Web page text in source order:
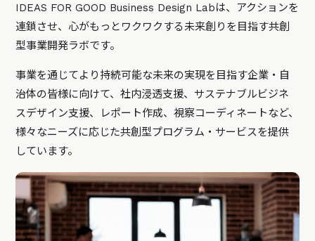
IDEAS FOR GOOD Business Design Labは、アクションを
連鎖させ、心がもっとワクワクする未来創りを目指す共創
型事業開発ラボです。
事業を通じてより持続可能な未来の実現を目指す企業・自
治体の皆様に向けて、社内浸透支援、サステナブルビジネ
スデザイン支援、レポート作成、視察コーディネートなど、
様々なニーズに応じた共創型プログラム・サービスを提供
しています。